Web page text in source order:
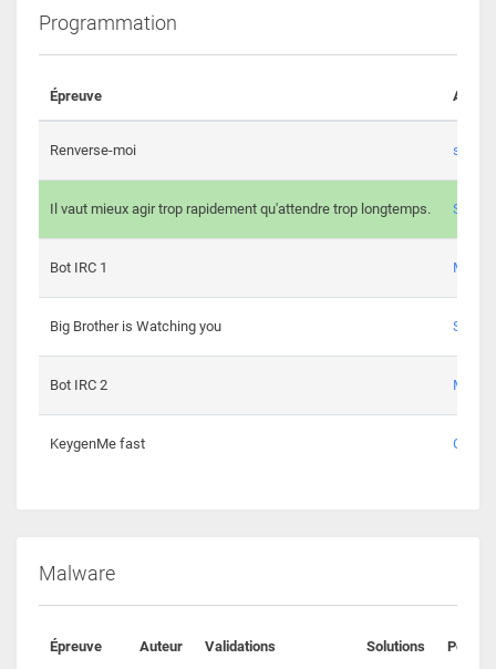
Programmation
Épreuve Auteur
Renverse-moi s3th
Il vaut mieux agir trop rapidement qu'attendre trop longtemps. Spl3en
Bot IRC 1
Big Brother is Watching you
Bot IRC 2
KeygenMe fast Ge0
Malware
Épreuve Auteur Validations Solutions Points